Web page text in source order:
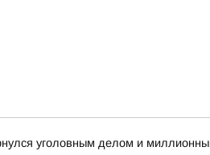
уголовным делом и